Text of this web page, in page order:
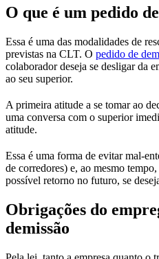
O que é um pedido
Essa é uma das modalidades de
previstas na CLT. O pedido de
colaborador deseja se desligar da
ao seu superior.
A primeira atitude a se tomar ao
uma conversa com o superior
atitude.
Essa é uma forma de evitar mal-
de corredores) e, ao mesmo
possível retorno no futuro, se
Obrigações do
demissão